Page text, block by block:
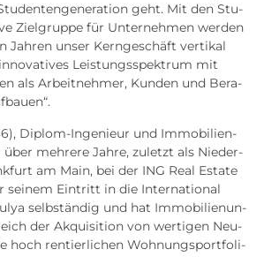
geht. Mit den Stu­
Ziel­grup­pe für Unter­neh­men wer­den
Jah­ren unser Kern­ge­schäft ver­ti­kal
Leis­tungs­spek­trum mit
als Arbeit­neh­mer, Kun­den und Bera­
Diplom-Inge­nieur und Immo­bi­li­en­
über meh­re­re Jah­re, zuletzt als Nie­der­
am Main, bei der ING Real Estate
sei­nem Ein­tritt in die Inter­na­tio­nal
selb­stän­dig und hat Immo­bi­li­en­un­
der Akqui­si­ti­on von wer­ti­gen Neu­
hoch ren­tier­li­chen Woh­nungs­port­fo­li­